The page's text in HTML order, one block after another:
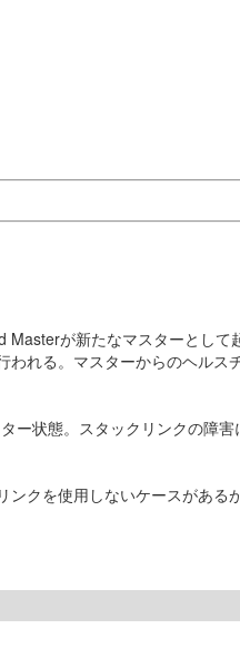
が新たなマスターとして
れる。マスターからのヘル
状態。スタックリンクの障
クを使用しないケースがあ